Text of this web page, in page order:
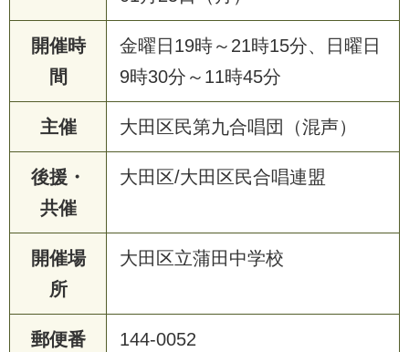
開催時
間
金曜日19時～21時15分、日曜日
9時30分～11時45分
主催 大田区民第九合唱団（混声）
後援・
共催
大田区/大田区民合唱連盟
開催場
所
大田区立蒲田中学校
郵便番
144-0052